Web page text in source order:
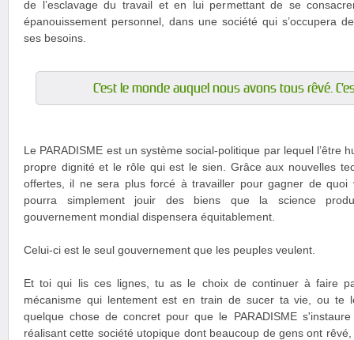
de l’esclavage du travail et en lui permettant de se
épanouissement personnel, dans une société qui s’occupera
ses besoins.
C’est le monde auquel nous avons tous rêvé.
Le PARADISME est un système social-politique par lequel l’être
propre dignité et le rôle qui est le sien. Grâce aux nouvelles
offertes, il ne sera plus forcé à travailler pour gagner de quoi
pourra simplement jouir des biens que la science
gouvernement mondial dispensera équitablement.
Celui-ci est le seul gouvernement que les peuples veulent.
Et toi qui lis ces lignes, tu as le choix de continuer à faire
mécanisme qui lentement est en train de sucer ta vie, ou te
quelque chose de concret pour que le PARADISME
réalisant cette société utopique dont beaucoup de gens ont